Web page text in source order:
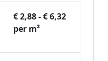
€ 2,88 - € 6,32
per m²